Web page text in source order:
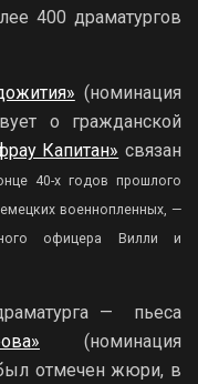
400 драматургов
(номинация
о гражданской
Капитан» связан
40-х годов прошлого
военнопленных, —
офицера Вилли и
— пьеса
(номинация
отмечен жюри, в